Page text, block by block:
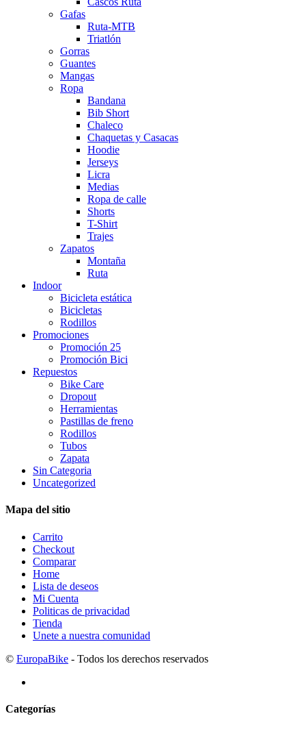
Gafas
Ruta-MTB
Triatlón
Gorras
Guantes
Mangas
Ropa
Bandana
Bib Short
Chaleco
Chaquetas y Casacas
Hoodie
Jerseys
Licra
Medias
Ropa de calle
Shorts
T-Shirt
Trajes
Zapatos
Montaña
Ruta
Indoor
Bicicleta estática
Bicicletas
Rodillos
Promociones
Promoción 25
Promoción Bici
Repuestos
Bike Care
Dropout
Herramientas
Pastillas de freno
Rodillos
Tubos
Zapata
Sin Categoria
Uncategorized
Mapa del sitio
Carrito
Checkout
Comparar
Home
Lista de deseos
Mi Cuenta
Politicas de privacidad
Tienda
Unete a nuestra comunidad
© EuropaBike - Todos los derechos reservados
Categorías